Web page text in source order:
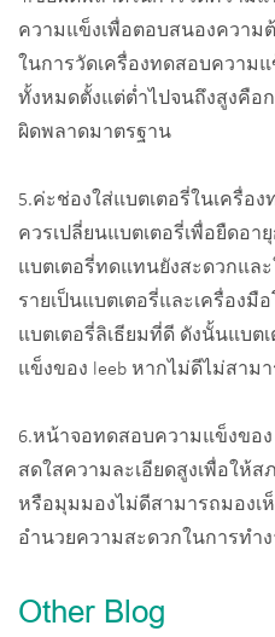
ความแข็งเพื่อตอบสนองความ
ในการวัดเครื่องทดสอบความ
ทั้งหมดตั้งแต่ต่ำไปจนถึงสูงคือ
ผิดพลาดมาตรฐาน
5.ค่ะช่องใส่แบตเตอรี่ในเครื่อ
ควรเปลี่ยนแบตเตอรี่เพื่อยืดอา
แบตเตอรี่ทดแทนยังสะดวกแล
รายเป็นแบตเตอรี่และเครื่องมื
แบตเตอรี่ลิเธียมที่ดี ดังนั้นแบต
แข็งของ leeb หากไม่ดีไม่สาม
6.หน้าจอทดสอบความแข็งขอ
สดใสความละเอียดสูงเพื่อให้
หรือมุมมองไม่ดีสามารถมองเ
อำนวยความสะดวกในการทำ
Other Blog